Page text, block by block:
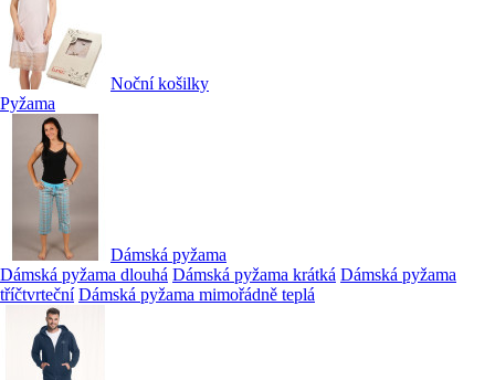
Noční košilky
Pyžama
Dámská pyžama
Dámská pyžama dlouhá Dámská pyžama krátká Dámská pyžama
tříčtvrteční Dámská pyžama mimořádně teplá